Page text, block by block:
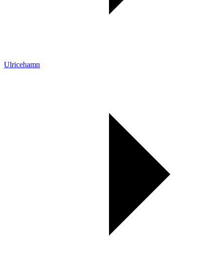
Ulricehamn